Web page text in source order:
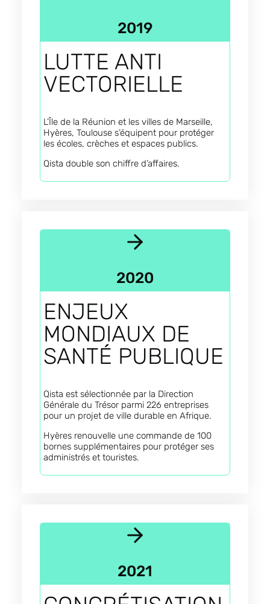
2019
LUTTE ANTI
VECTORIELLE
L’Île de la Réunion et les villes de Marseille,
Hyères, Toulouse s’équipent pour protéger
les écoles, crèches et espaces publics.
Qista double son chiffre d’affaires.
2020
ENJEUX
MONDIAUX DE
SANTÉ PUBLIQUE
Qista est sélectionnée par la Direction
Générale du Trésor parmi 226 entreprises
pour un projet de ville durable en Afrique.
Hyères renouvelle une commande de 100
bornes supplémentaires pour protéger ses
administrés et touristes.
2021